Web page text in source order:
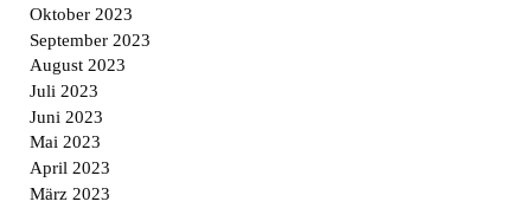
Oktober 2023
September 2023
August 2023
Juli 2023
Juni 2023
Mai 2023
April 2023
März 2023